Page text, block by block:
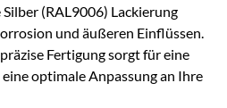
Silber (RAL9006) Lackierung
und äußeren Einflüssen.
Fertigung sorgt für eine
optimale Anpassung an Ihre